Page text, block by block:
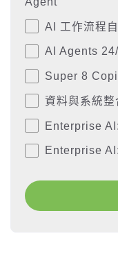
AI 工作流程
AI Agents
Super 8
資料與系統整
Enterprise
Enterprise